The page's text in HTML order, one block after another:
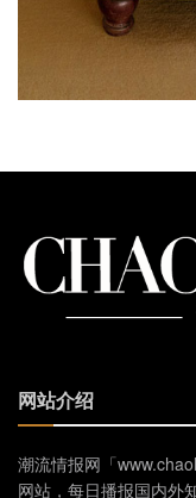
网站介绍
潮流情报网「
网站，每日播报国内外